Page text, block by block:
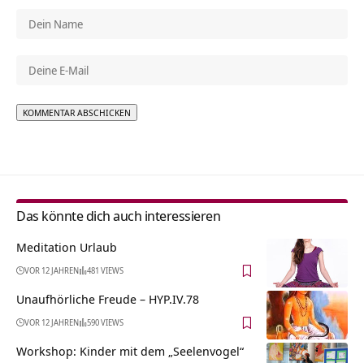
Das könnte dich auch interessieren
Meditation Urlaub
VOR 12 JAHREN 481 VIEWS
Unaufhörliche Freude – HYP.IV.78
VOR 12 JAHREN 590 VIEWS
Workshop: Kinder mit dem „Seelenvogel“